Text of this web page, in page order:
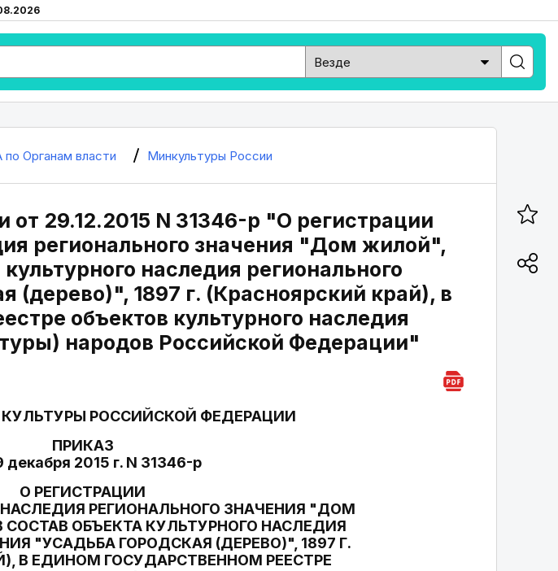
Органам власти Минкультуры России
29.12.2015 N 31346-р "О регистрации
регионального значения "Дом жилой",
наследия регионального
(дерево)", 1897 г. (Красноярский край), в
объектов культурного наследия
народов Российской Федерации"
РОССИЙСКОЙ ФЕДЕРАЦИИ
ПРИКАЗ
декабря 2015 г. N 31346-р
О РЕГИСТРАЦИИ
РЕГИОНАЛЬНОГО ЗНАЧЕНИЯ "ДОМ
ОБЪЕКТА КУЛЬТУРНОГО НАСЛЕДИЯ
"УСАДЬБА ГОРОДСКАЯ (ДЕРЕВО)", 1897 Г.
В ЕДИНОМ ГОСУДАРСТВЕННОМ РЕЕСТРЕ